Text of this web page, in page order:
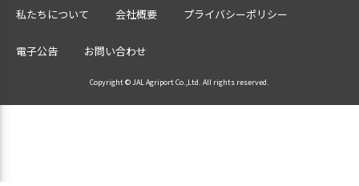
私たちについて 会社概要 プライバシーポリシー
電子公告 お問い合わせ
Copyright © JAL Agriport Co.,Ltd. All rights reserved.